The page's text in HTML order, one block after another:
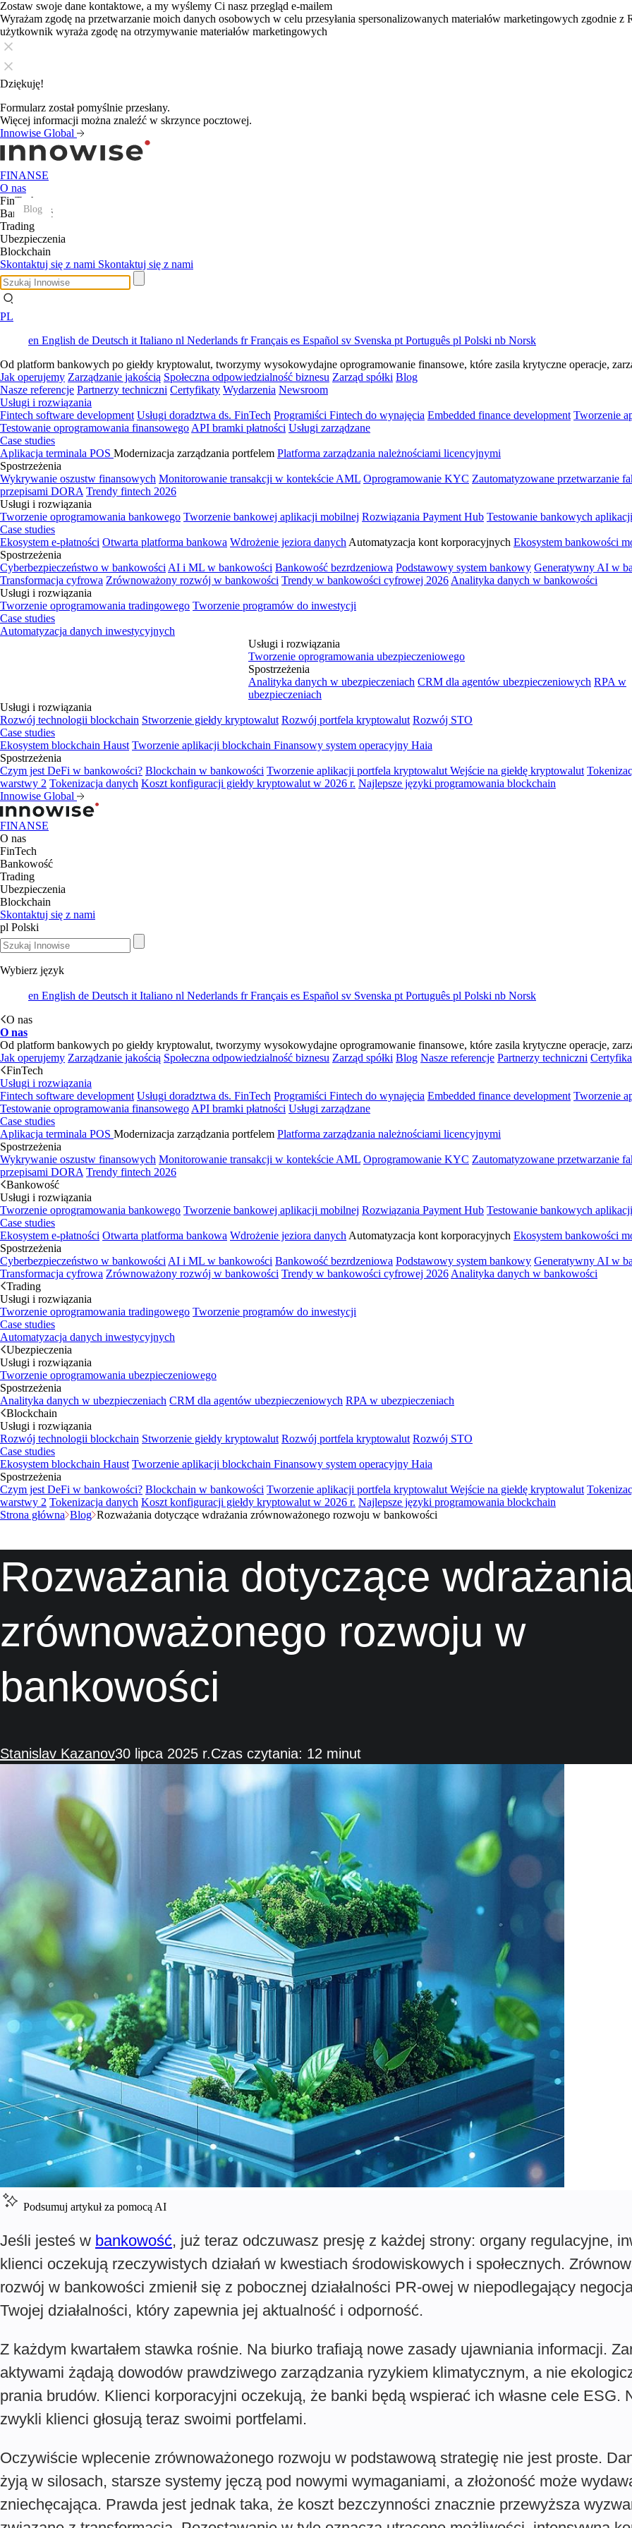
Zostaw swoje dane kontaktowe, a my wyślemy Ci nasz przegląd e-mailem
Wyrażam zgodę na przetwarzanie moich danych osobowych w celu przesyłania spersonalizowanych materiałów marketingowych zgodnie z
użytkownik wyraża zgodę na otrzymywanie materiałów marketingowych
Dziękuję!
Formularz został pomyślnie przesłany.
Więcej informacji można znaleźć w skrzynce pocztowej.
Innowise Global
FINANSE
O nas
FinTech
Bankowość
Trading
Ubezpieczenia
Blockchain
Skontaktuj się z nami Skontaktuj się z nami
PL
en English de Deutsch it Italiano nl Nederlands frFrançais es Español sv Svenska pt Português pl Polski nb Norsk
Od platform bankowych po giełdy kryptowalut, tworzymy wysokowydajne oprogramowanie finansowe, które zasila krytyczne operacje,
Jak operujemy Zarządzanie jakością Społeczna odpowiedzialność biznesu Zarząd spółki Blog
Nasze referencje Partnerzy techniczni Certyfikaty Wydarzenia Newsroom
Usługi i rozwiązania
Fintech software development Usługi doradztwa ds. FinTech Programiści Fintech do wynajęcia Embedded finance development Tworzenie
Testowanie oprogramowania finansowego API bramki płatności Usługi zarządzane
Case studies
Aplikacja terminala POS Modernizacja zarządzania portfelem Platforma zarządzania należnościami licencyjnymi
Spostrzeżenia
Wykrywanie oszustw finansowych Monitorowanie transakcji w kontekście AML Oprogramowanie KYC Zautomatyzowane przetwarzanie
przepisami DORA Trendy fintech 2026
Usługi i rozwiązania
Tworzenie oprogramowania bankowego Tworzenie bankowej aplikacji mobilnej Rozwiązania Payment Hub Testowanie bankowych
Case studies
Ekosystem e-płatności Otwarta platforma bankowa Wdrożenie jeziora danych Automatyzacja kont korporacyjnych Ekosystem bankowości
Spostrzeżenia
Cyberbezpieczeństwo w bankowości AI i ML w bankowości Bankowość bezrdzeniowa Podstawowy system bankowy Generatywny AI w
Transformacja cyfrowa Zrównoważony rozwój w bankowości Trendy w bankowości cyfrowej 2026 Analityka danych w bankowości
Usługi i rozwiązania
Tworzenie oprogramowania tradingowego Tworzenie programów do inwestycji
Case studies
Automatyzacja danych inwestycyjnych
Usługi i rozwiązania
Tworzenie oprogramowania ubezpieczeniowego
Spostrzeżenia
Analityka danych w ubezpieczeniach CRM dla agentów ubezpieczeniowych RPA w
ubezpieczeniach
Usługi i rozwiązania
Rozwój technologii blockchain Stworzenie giełdy kryptowalut Rozwój portfela kryptowalut Rozwój STO
Case studies
Ekosystem blockchain Haust Tworzenie aplikacji blockchain Finansowy system operacyjny Haia
Spostrzeżenia
Czym jest DeFi w bankowości? Blockchain w bankowości Tworzenie aplikacji portfela kryptowalut Wejście na giełdę kryptowalut
warstwy 2 Tokenizacja danych Koszt konfiguracji giełdy kryptowalut w 2026 r. Najlepsze języki programowania blockchain
Innowise Global
FINANSE
O nas
FinTech
Bankowość
Trading
Ubezpieczenia
Blockchain
Skontaktuj się z nami
pl Polski
Wybierz język
en English de Deutsch it Italiano nl Nederlands frFrançais es Español sv Svenska pt Português pl Polski nb Norsk
O nas
O nas
Od platform bankowych po giełdy kryptowalut, tworzymy wysokowydajne oprogramowanie finansowe, które zasila krytyczne operacje,
Jak operujemy Zarządzanie jakością Społeczna odpowiedzialność biznesu Zarząd spółki Blog Nasze referencje Partnerzy techniczni
FinTech
Usługi i rozwiązania
Fintech software development Usługi doradztwa ds. FinTech Programiści Fintech do wynajęcia Embedded finance development Tworzenie
Testowanie oprogramowania finansowego API bramki płatności Usługi zarządzane
Case studies
Aplikacja terminala POS Modernizacja zarządzania portfelem Platforma zarządzania należnościami licencyjnymi
Spostrzeżenia
Wykrywanie oszustw finansowych Monitorowanie transakcji w kontekście AML Oprogramowanie KYC Zautomatyzowane przetwarzanie
przepisami DORA Trendy fintech 2026
Bankowość
Usługi i rozwiązania
Tworzenie oprogramowania bankowego Tworzenie bankowej aplikacji mobilnej Rozwiązania Payment Hub Testowanie bankowych
Case studies
Ekosystem e-płatności Otwarta platforma bankowa Wdrożenie jeziora danych Automatyzacja kont korporacyjnych Ekosystem bankowości
Spostrzeżenia
Cyberbezpieczeństwo w bankowości AI i ML w bankowości Bankowość bezrdzeniowa Podstawowy system bankowy Generatywny AI w
Transformacja cyfrowa Zrównoważony rozwój w bankowości Trendy w bankowości cyfrowej 2026 Analityka danych w bankowości
Trading
Usługi i rozwiązania
Tworzenie oprogramowania tradingowego Tworzenie programów do inwestycji
Case studies
Automatyzacja danych inwestycyjnych
Ubezpieczenia
Usługi i rozwiązania
Tworzenie oprogramowania ubezpieczeniowego
Spostrzeżenia
Analityka danych w ubezpieczeniach CRM dla agentów ubezpieczeniowych RPA w ubezpieczeniach
Blockchain
Usługi i rozwiązania
Rozwój technologii blockchain Stworzenie giełdy kryptowalut Rozwój portfela kryptowalut Rozwój STO
Case studies
Ekosystem blockchain Haust Tworzenie aplikacji blockchain Finansowy system operacyjny Haia
Spostrzeżenia
Czym jest DeFi w bankowości? Blockchain w bankowości Tworzenie aplikacji portfela kryptowalut Wejście na giełdę kryptowalut
warstwy 2 Tokenizacja danych Koszt konfiguracji giełdy kryptowalut w 2026 r. Najlepsze języki programowania blockchain
Strona główna Blog Rozważania dotyczące wdrażania zrównoważonego rozwoju w bankowości
Rozważania dotyczące
zrównoważonego rozwoju w
bankowości
Stanislav Kazanov30 lipca 2025 r.Czas czytania: 12 minut
Podsumuj artykuł za pomocą AI
Jeśli jesteś w bankowość, już teraz odczuwasz presję z każdej strony: organy regulacyjne,
klienci oczekują rzeczywistych działań w kwestiach środowiskowych i społecznych.
rozwój w bankowości zmienił się z pobocznej działalności PR-owej w niepodlegający
Twojej działalności, który zapewnia jej aktualność i odporność.
Z każdym kwartałem stawka rośnie. Na biurko trafiają nowe zasady ujawniania informacji.
aktywami żądają dowodów prawdziwego zarządzania ryzykiem klimatycznym, a nie
prania brudów. Klienci korporacyjni oczekują, że banki będą wspierać ich własne cele ESG.
zwykli klienci głosują teraz swoimi portfelami.
Oczywiście wplecenie zrównoważonego rozwoju w podstawową strategię nie jest proste.
żyją w silosach, starsze systemy jęczą pod nowymi wymaganiami, a złożoność może
zniechęcająca. Prawda jest jednak taka, że koszt bezczynności znacznie przewyższa
Blog
Blog
Blog
Blog
Blog
Blog
Blog
Blog
Blog
Blog
Blog
Blog